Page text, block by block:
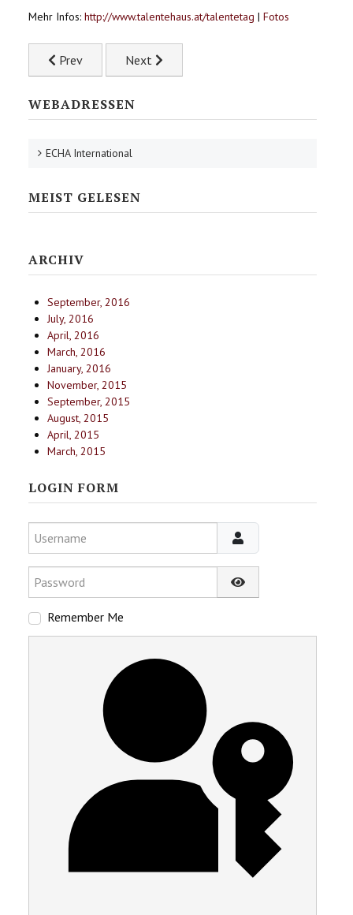
Mehr Infos: http://www.talentehaus.at/talentetag | Fotos
Previous article: Länderbericht Steiermark 2013
Prev Next article: ECHA-Lehrgang OÖ
Next
WEBADRESSEN
ECHA International
MEIST GELESEN
ARCHIV
September, 2016
July, 2016
April, 2016
March, 2016
January, 2016
November, 2015
September, 2015
August, 2015
April, 2015
March, 2015
LOGIN FORM
Username
Password
Show Password
Remember Me